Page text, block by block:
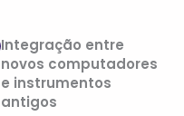
Integração entre
novos computadores
e instrumentos
antigos